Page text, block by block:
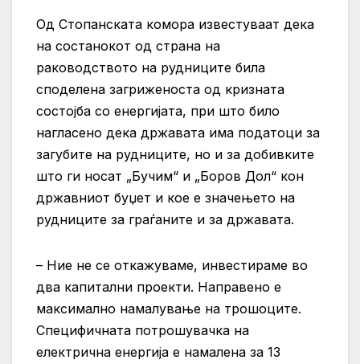
Од Стопанската комора известуваат дека
на состанокот од страна на
раководството на рудниците била
споделена загриженоста од кризната
состојба со енергијата, при што било
нагласено дека државата има податоци за
загубите на рудниците, но и за добивките
што ги носат „Бучим“ и „Боров Дол“ кон
државниот буџет и кое е значењето на
рудниците за граѓаните и за државата.
– Ние не се откажуваме, инвестираме во
два капитални проекти. Направено е
максимално намалување на трошоците.
Специфичната потрошувачка на
електрична енергија е намалена за 13